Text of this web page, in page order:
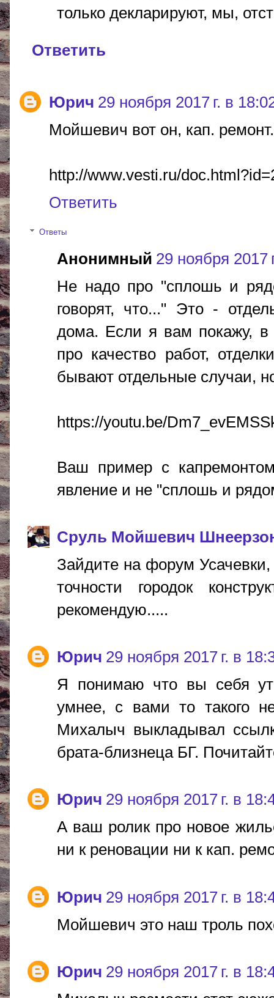
только декларируют, мы,
Ответить
Юрич 29 ноября 2017 г. в
Мойшевич вот он, кап.
http://www.vesti.ru/
Ответить
Ответы
Анонимный 29 ноября 2017
Не надо про "сплошь и
говорят, что..." Это -
дома. Если я вам покажу, в
про качество работ,
бывают отдельные случаи,
https://youtu.be/
Ваш пример с
явление и не "сплошь и
Сруль Мойшевич
Зайдите на форум
точности городок
рекомендую.....
Юрич 29 ноября 2017 г. в
Я понимаю что вы себя
умнее, c вами то такого
Михалыч выкладывал
брата-близнеца БГ.
Юрич 29 ноября 2017 г. в
А ваш ролик про новое
ни к реновации ни к кап.
Юрич 29 ноября 2017 г. в
Мойшевич это наш троль
Юрич 29 ноября 2017 г. в